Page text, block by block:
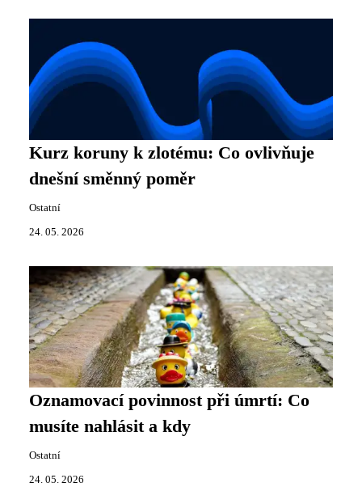
Kurz koruny k zlotému: Co ovlivňuje
dnešní směnný poměr
Ostatní
24. 05. 2026
Oznamovací povinnost při úmrtí: Co
musíte nahlásit a kdy
Ostatní
24. 05. 2026